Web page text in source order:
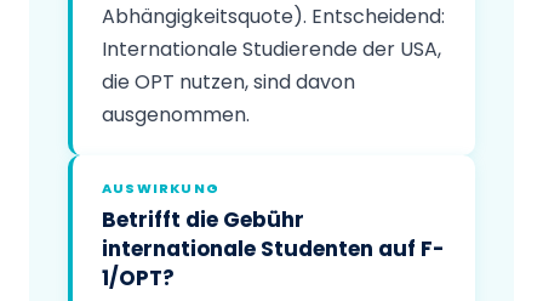
Abhängigkeitsquote). Entscheidend:
Internationale Studierende der USA,
die OPT nutzen, sind davon
ausgenommen.
AUSWIRKUNG
Betrifft die Gebühr
internationale Studenten auf F-
1/OPT?